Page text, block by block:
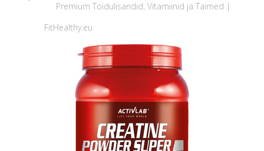
Premium Toidulisandid, Vitamiinid ja Taimed |
FitHealthy.eu